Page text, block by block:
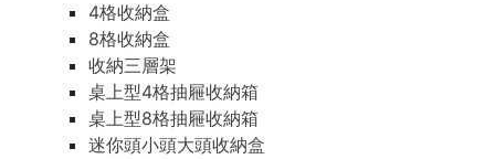
4格收納盒
8格收納盒
收納三層架
桌上型4格抽屜收納箱
桌上型8格抽屜收納箱
迷你頭小頭大頭收納盒